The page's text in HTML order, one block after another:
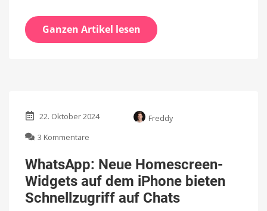
Ganzen Artikel lesen
22. Oktober 2024
Freddy
3 Kommentare
Neue
Homescreen-
Widgets
auf
dem
WhatsApp: Neue Homescreen-
Widgets auf dem iPhone bieten
Schnellzugriff auf Chats